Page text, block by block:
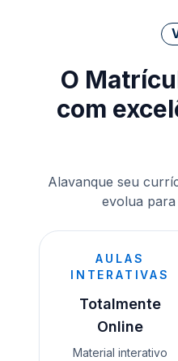
O
com
Alavanque seu
evolua
AULAS
INTERATIVAS
Totalmente
Online
Material interativo